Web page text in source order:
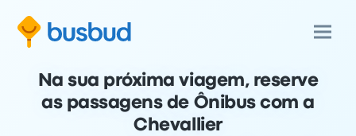
Na sua próxima viagem, reserve
as passagens de Ônibus com a
Chevallier